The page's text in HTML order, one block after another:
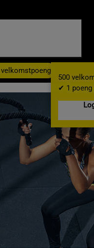
500
✔ 1 poeng
velkomstpoeng